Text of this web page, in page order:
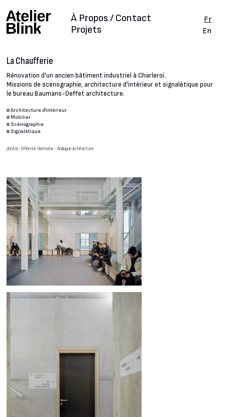
Projets
À Propos / Contact
Fr
En
La Chaufferie
Rénovation d'un ancien bâtiment industriel à Charleroi.
Missions de scénographie, architecture d'intérieur et signalétique pour
le bureau Baumans-Deffet architecture.
#Architecture d'intérieur
# Mobilier
# Scénographie
# Signalétique
photos : ©Pierrick Destexhe - Analogue architecture